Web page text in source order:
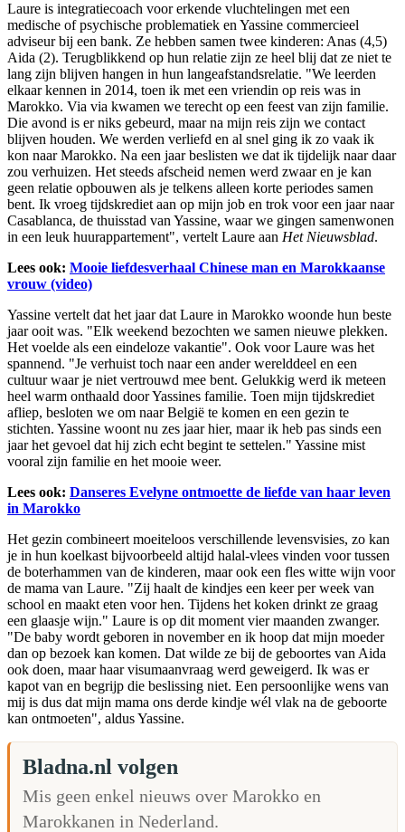
Laure is integratiecoach voor erkende vluchtelingen met een
medische of psychische problematiek en Yassine commercieel
adviseur bij een bank. Ze hebben samen twee kinderen: Anas (4,5)
Aida (2). Terugblikkend op hun relatie zijn ze heel blij dat ze niet te
lang zijn blijven hangen in hun langeafstandsrelatie. "We leerden
elkaar kennen in 2014, toen ik met een vriendin op reis was in
Marokko. Via via kwamen we terecht op een feest van zijn familie.
Die avond is er niks gebeurd, maar na mijn reis zijn we contact
blijven houden. We werden verliefd en al snel ging ik zo vaak ik
kon naar Marokko. Na een jaar beslisten we dat ik tijdelijk naar daar
zou verhuizen. Het steeds afscheid nemen werd zwaar en je kan
geen relatie opbouwen als je telkens alleen korte periodes samen
bent. Ik vroeg tijdskrediet aan op mijn job en trok voor een jaar naar
Casablanca, de thuisstad van Yassine, waar we gingen samenwonen
in een leuk huurappartement", vertelt Laure aan Het Nieuwsblad.
Lees ook: Mooie liefdesverhaal Chinese man en Marokkaanse
vrouw (video)
Yassine vertelt dat het jaar dat Laure in Marokko woonde hun beste
jaar ooit was. "Elk weekend bezochten we samen nieuwe plekken.
Het voelde als een eindeloze vakantie". Ook voor Laure was het
spannend. "Je verhuist toch naar een ander werelddeel en een
cultuur waar je niet vertrouwd mee bent. Gelukkig werd ik meteen
heel warm onthaald door Yassines familie. Toen mijn tijdskrediet
afliep, besloten we om naar België te komen en een gezin te
stichten. Yassine woont nu zes jaar hier, maar ik heb pas sinds een
jaar het gevoel dat hij zich echt begint te settelen." Yassine mist
vooral zijn familie en het mooie weer.
Lees ook: Danseres Evelyne ontmoette de liefde van haar leven
in Marokko
Het gezin combineert moeiteloos verschillende levensvisies, zo kan
je in hun koelkast bijvoorbeeld altijd halal-vlees vinden voor tussen
de boterhammen van de kinderen, maar ook een fles witte wijn voor
de mama van Laure. "Zij haalt de kindjes een keer per week van
school en maakt eten voor hen. Tijdens het koken drinkt ze graag
een glaasje wijn." Laure is op dit moment vier maanden zwanger.
"De baby wordt geboren in november en ik hoop dat mijn moeder
dan op bezoek kan komen. Dat wilde ze bij de geboortes van Aida
ook doen, maar haar visumaanvraag werd geweigerd. Ik was er
kapot van en begrijp die beslissing niet. Een persoonlijke wens van
mij is dus dat mijn mama ons derde kindje wél vlak na de geboorte
kan ontmoeten", aldus Yassine.
Bladna.nl volgen
Mis geen enkel nieuws over Marokko en
Marokkanen in Nederland.